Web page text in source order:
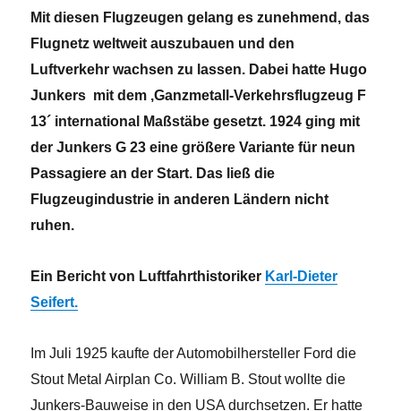
Mit diesen Flugzeugen gelang es zunehmend, das
Flugnetz weltweit auszubauen und den
Luftverkehr wachsen zu lassen. Dabei hatte Hugo
Junkers mit dem ,Ganzmetall-Verkehrsflugzeug F
13´ international Maßstäbe gesetzt. 1924 ging mit
der Junkers G 23 eine größere Variante für neun
Passagiere an der Start. Das ließ die
Flugzeugindustrie in anderen Ländern nicht
ruhen.
Ein Bericht von Luftfahrthistoriker Karl-Dieter
Seifert.
Im Juli 1925 kaufte der Automobilhersteller Ford die
Stout Metal Airplan Co. William B. Stout wollte die
Junkers-Bauweise in den USA durchsetzen. Er hatte